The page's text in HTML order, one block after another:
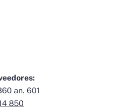
an. 601
850